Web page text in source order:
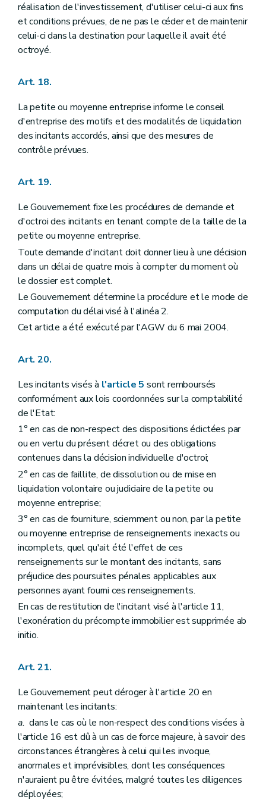
réalisation de l'investissement, d'utiliser celui-ci aux fins
et conditions prévues, de ne pas le céder et de maintenir
celui-ci dans la destination pour laquelle il avait été
octroyé.
Art. 18.
La petite ou moyenne entreprise informe le conseil
d'entreprise des motifs et des modalités de liquidation
des incitants accordés, ainsi que des mesures de
contrôle prévues.
Art. 19.
Le Gouvernement fixe les procédures de demande et
d'octroi des incitants en tenant compte de la taille de la
petite ou moyenne entreprise.
Toute demande d'incitant doit donner lieu à une décision
dans un délai de quatre mois à compter du moment où
le dossier est complet.
Le Gouvernement détermine la procédure et le mode de
computation du délai visé à l'alinéa 2.
Cet article a été exécuté par l'AGW du 6 mai 2004.
Art. 20.
Les incitants visés à l'article 5 sont remboursés
conformément aux lois coordonnées sur la comptabilité
de l'Etat:
1° en cas de non-respect des dispositions édictées par
ou en vertu du présent décret ou des obligations
contenues dans la décision individuelle d'octroi;
2° en cas de faillite, de dissolution ou de mise en
liquidation volontaire ou judiciaire de la petite ou
moyenne entreprise;
3° en cas de fourniture, sciemment ou non, par la petite
ou moyenne entreprise de renseignements inexacts ou
incomplets, quel qu'ait été l'effet de ces
renseignements sur le montant des incitants, sans
préjudice des poursuites pénales applicables aux
personnes ayant fourni ces renseignements.
En cas de restitution de l'incitant visé à l'article 11,
l'exonération du précompte immobilier est supprimée ab
initio.
Art. 21.
Le Gouvernement peut déroger à l'article 20 en
maintenant les incitants:
a. dans le cas où le non-respect des conditions visées à
l'article 16 est dû à un cas de force majeure, à savoir des
circonstances étrangères à celui qui les invoque,
anormales et imprévisibles, dont les conséquences
n'auraient pu être évitées, malgré toutes les diligences
déployées;